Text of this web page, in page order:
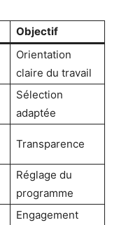
Objectif
Orientation
claire du travail
Sélection
adaptée
Transparence
Réglage du
programme
Engagement